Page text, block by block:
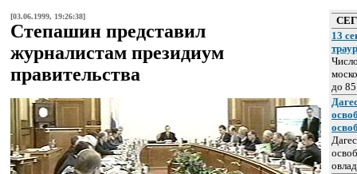
[03.06.1999, 19:26:38]
Степашин представил
журналистам президиум
правительства
13
до 85